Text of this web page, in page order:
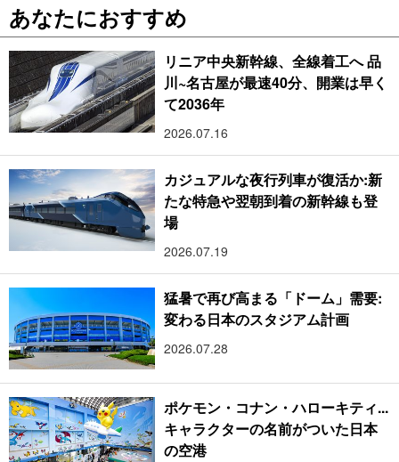
あなたにおすすめ
リニア中央新幹線、全線着工へ 品
川~名古屋が最速40分、開業は早く
て2036年
2026.07.16
カジュアルな夜行列車が復活か:新
たな特急や翌朝到着の新幹線も登
場
2026.07.19
猛暑で再び高まる「ドーム」需要:
変わる日本のスタジアム計画
2026.07.28
ポケモン・コナン・ハローキティ...
キャラクターの名前がついた日本
の空港